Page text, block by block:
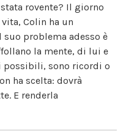
rovente? Il giorno
Colin ha un
problema adesso è
la mente, di lui e
sono ricordi o
ha scelta: dovrà
E renderla